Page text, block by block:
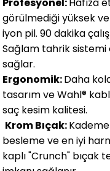
görülmediği yüksek
iyon pil. 90 dakika
Sağlam tahrik sistemi
sağlar.
Ergonomik:Daha
tasarım ve Wahl®
saç kesim kalitesi.
Krom Bıçak:
besleme ve en iyi
kaplı "Crunch" bıçak